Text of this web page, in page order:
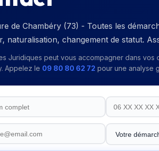
de Chambéry (73) - Toutes les
naturalisation, changement de statut.
Juridiques peut vous accompagner dans vos
. Appelez le 09 80 80 62 72 pour une analyse